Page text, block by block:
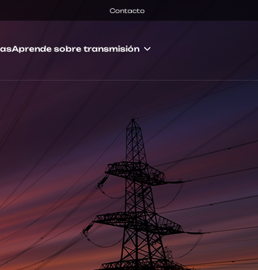
Contacto
Aprende sobre transmisión